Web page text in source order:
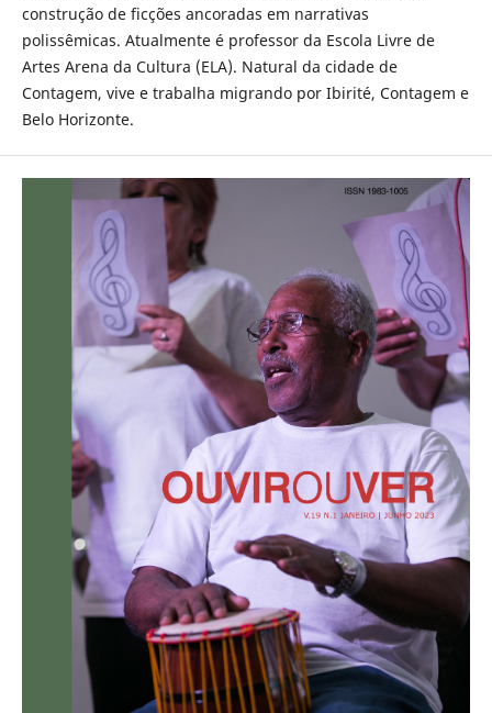
construção de ficções ancoradas em narrativas
polissêmicas. Atualmente é professor da Escola Livre de
Artes Arena da Cultura (ELA). Natural da cidade de
Contagem, vive e trabalha migrando por Ibirité, Contagem e
Belo Horizonte.